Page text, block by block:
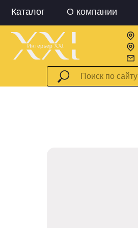
Каталог О компании